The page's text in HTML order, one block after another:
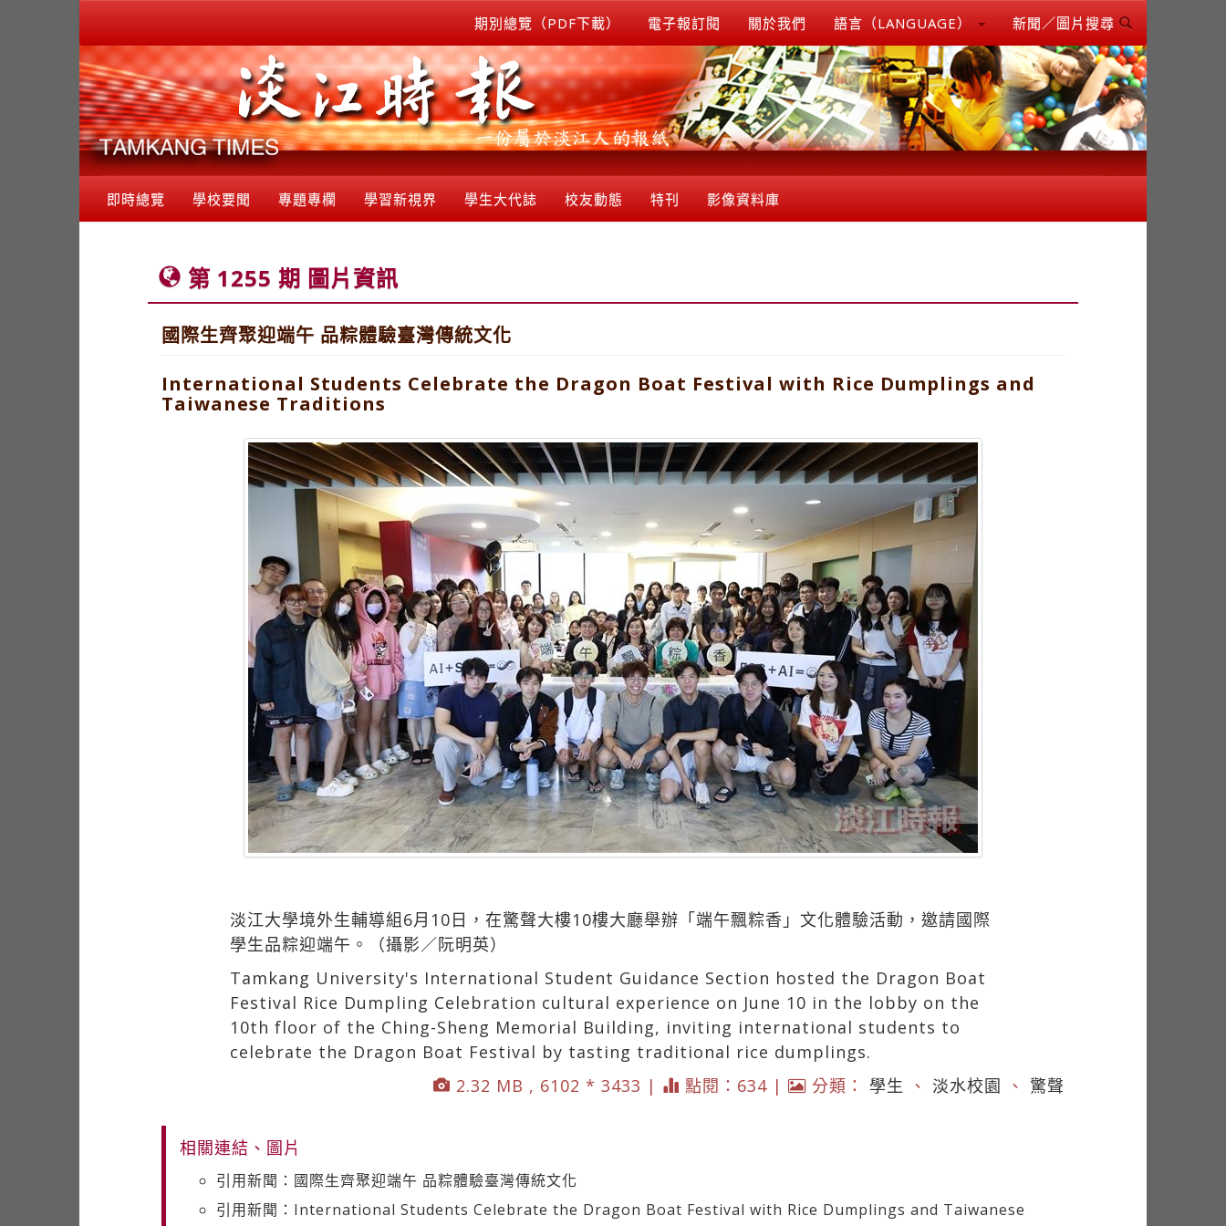
期別總覽（PDF下載） 電子報訂閱 關於我們 語言（LANGUAGE） 新聞／圖片搜尋
即時總覽 學校要聞 專題專欄 學習新視界 學生大代誌 校友動態 特刊 影像資料庫
第 1255 期 圖片資訊
國際生齊聚迎端午 品粽體驗臺灣傳統文化
International Students Celebrate the Dragon Boat Festival with Rice Dumplings and
Taiwanese Traditions
淡江大學境外生輔導組6月10日，在驚聲大樓10樓大廳舉辦「端午飄粽香」文化體驗活動，邀請國際
學生品粽迎端午。（攝影／阮明英）
Tamkang University's International Student Guidance Section hosted the Dragon Boat
Festival Rice Dumpling Celebration cultural experience on June 10 in the lobby on the
10th floor of the Ching-Sheng Memorial Building, inviting international students to
celebrate the Dragon Boat Festival by tasting traditional rice dumplings.
2.32 MB , 6102 * 3433 |
點閱：634 | 分類： 學生 、 淡水校園 、 驚聲
相關連結、圖片
引用新聞：國際生齊聚迎端午 品粽體驗臺灣傳統文化
引用新聞：International Students Celebrate the Dragon Boat Festival with Rice Dumplings and Taiwanese